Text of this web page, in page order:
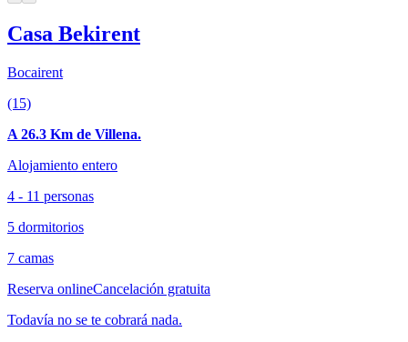
Casa Bekirent
Bocairent
(15)
A 26.3 Km de Villena.
Alojamiento entero
4 - 11 personas
5 dormitorios
7 camas
Reserva onlineCancelación gratuita
Todavía no se te cobrará nada.